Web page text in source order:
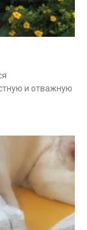
и отважную